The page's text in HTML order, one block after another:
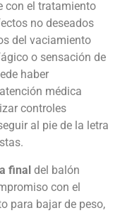
con el tratamiento
no deseados
del vaciamiento
o sensación de
haber
médica
controles
al pie de la letra
final del balón
con el
para bajar de peso,